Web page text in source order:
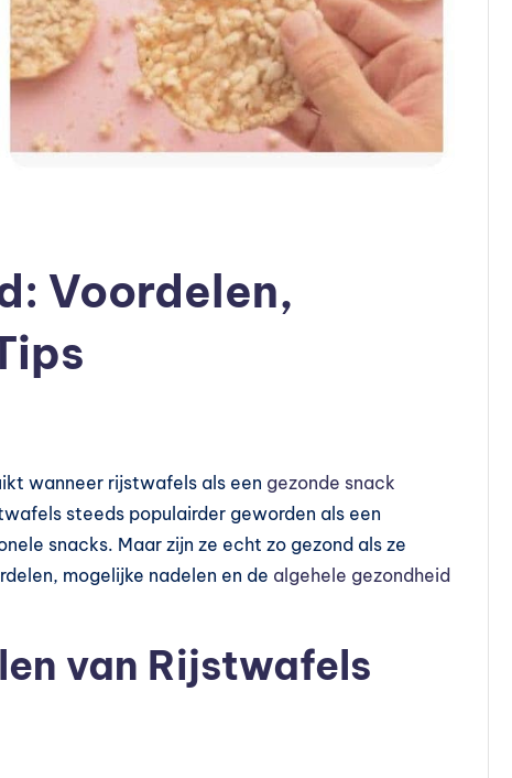
Voordelen,
wanneer rijstwafels als een gezonde snack
steeds populairder geworden als een
snacks. Maar zijn ze echt zo gezond als ze
mogelijke nadelen en de algehele gezondheid
van Rijstwafels